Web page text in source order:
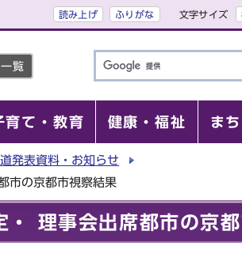
読み上げ ふりがな 文字サイズ
覧
育て・教育 健康・福祉 ま
発表資料・お知らせ
市の京都市視察結果
理事会出席都市の京